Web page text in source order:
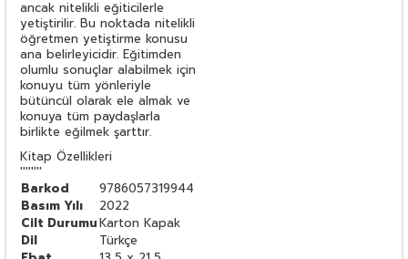
ancak nitelikli eğiticilerle
yetiştirilir. Bu noktada nitelikli
öğretmen yetiştirme konusu
ana belirleyicidir. Eğitimden
olumlu sonuçlar alabilmek için
konuyu tüm yönleriyle
bütüncül olarak ele almak ve
konuya tüm paydaşlarla
birlikte eğilmek şarttır.
Kitap Özellikleri
''''''''
Barkod
9786057319944
Basım Yılı
2022
Cilt DurumuKarton Kapak
Dil
Türkçe